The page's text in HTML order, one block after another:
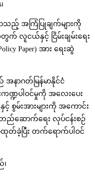
သည့် အကြံပြုချက်များကို
လူငယ်နှင့် ငြိမ်းချမ်းရေး
Paper) အား ရေးဆွဲ
အနာဂတ်မြန်မာနိုင်ငံ
ဍပါဝင်မှုကို အလေးပေး
စွမ်းအားများကို အကောင်း
င်ငံတည်ဆောက်ရေး လုပ်ငန်းစဉ်
ထုတ်ခဲ့ပြီး တက်ရောက်ပါဝင်